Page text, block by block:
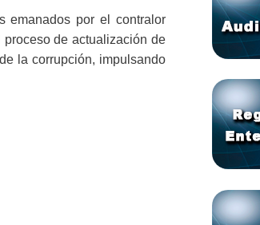
emanados por el contralor
de actualización de
la corrupción, impulsando